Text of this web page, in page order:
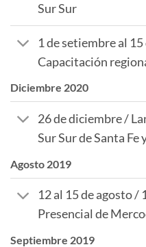
Sur Sur
1 de setiembre al
Capacitación
Diciembre 2020
26 de diciembre /
Sur Sur de Santa Fe
Agosto 2019
12 al 15 de agosto /
Presencial de
Septiembre 2019